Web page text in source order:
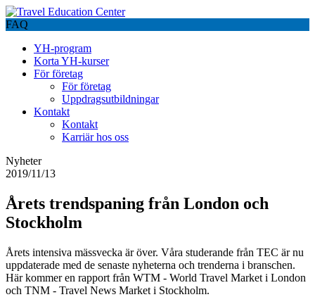
FAQ
YH-program
Korta YH-kurser
För företag
För företag
Uppdragsutbildningar
Kontakt
Kontakt
Karriär hos oss
Nyheter
2019/11/13
Årets trendspaning från London och
Stockholm
Årets intensiva mässvecka är över. Våra studerande från TEC är nu
uppdaterade med de senaste nyheterna och trenderna i branschen.
Här kommer en rapport från WTM - World Travel Market i London
och TNM - Travel News Market i Stockholm.